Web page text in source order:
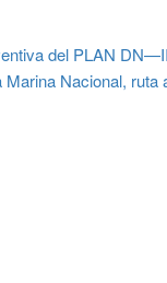
del PLAN
Marina Nacional, ruta